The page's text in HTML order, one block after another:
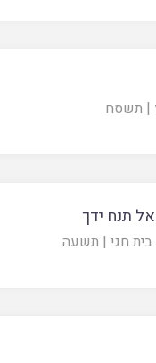
| תשסח
תנח ידך
חגי | תשעה